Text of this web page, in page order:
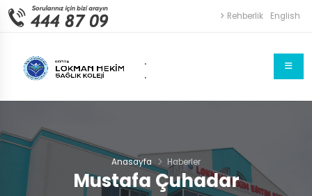
Rehberlik English
.
.
Mustafa Çuhadar
Anasayfa Haberler